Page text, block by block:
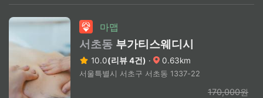
마맵
서초동 부가티스웨디시
10.0(리뷰 4건) · 0.63km
서울특별시 서초구 서초동 1337-22
170,000원